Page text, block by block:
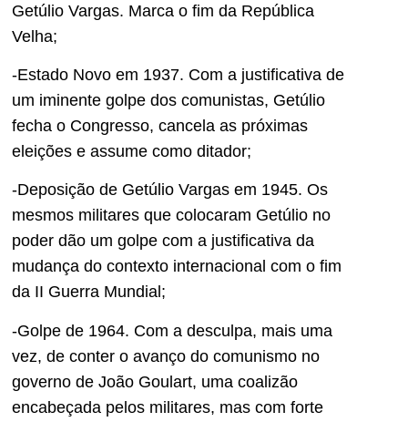
Getúlio Vargas. Marca o fim da República
Velha;
-Estado Novo em 1937. Com a justificativa de
um iminente golpe dos comunistas, Getúlio
fecha o Congresso, cancela as próximas
eleições e assume como ditador;
-Deposição de Getúlio Vargas em 1945. Os
mesmos militares que colocaram Getúlio no
poder dão um golpe com a justificativa da
mudança do contexto internacional com o fim
da II Guerra Mundial;
-Golpe de 1964. Com a desculpa, mais uma
vez, de conter o avanço do comunismo no
governo de João Goulart, uma coalizão
encabeçada pelos militares, mas com forte